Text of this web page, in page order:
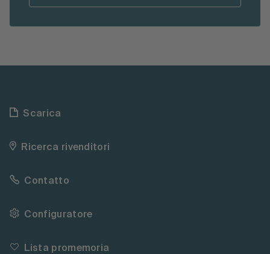
Scarica
Ricerca rivenditori
Contatto
Configuratore
Lista promemoria